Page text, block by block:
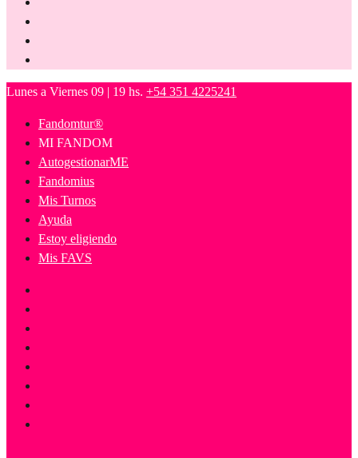
Lunes a Viernes 09 | 19 hs. +54 351 4225241
Fandomtur®
MI FANDOM
AutogestionarME
Fandomius
Mis Turnos
Ayuda
Estoy eligiendo
Mis FAVS